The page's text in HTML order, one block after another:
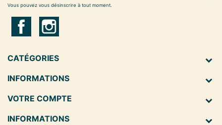
Vous pouvez vous désinscrire à tout moment.
CATÉGORIES
INFORMATIONS
VOTRE COMPTE
INFORMATIONS